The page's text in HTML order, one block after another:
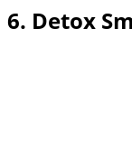
6. Detox